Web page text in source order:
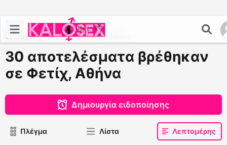
Αρχική >Φετίχ >Αττική >
30 αποτελέσματα βρέθηκαν
σε Φετίχ, Αθήνα
Δημιουργία ειδοποίησης
Πλέγμα Λίστα Λεπτομέρης